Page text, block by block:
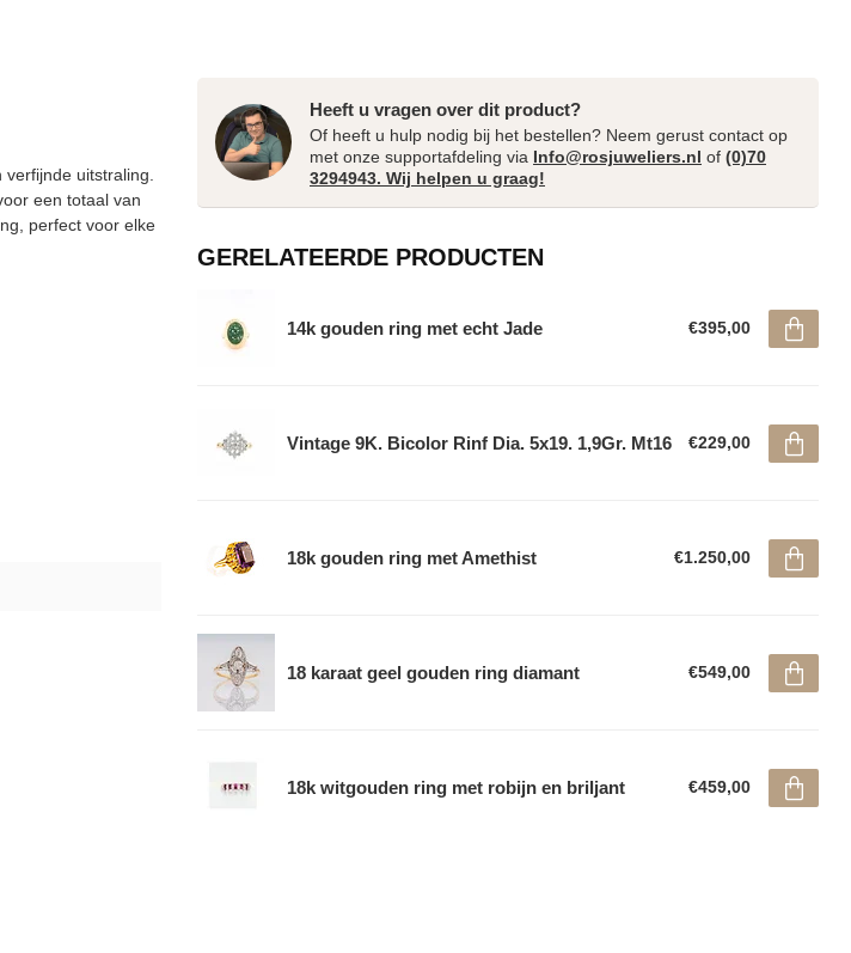
uitstraling.
een totaal van
perfect voor elke
Heeft u vragen over dit product?
Of heeft u hulp nodig bij het bestellen? Neem gerust contact op
met onze supportafdeling via Info@rosjuweliers.nl of (0)70
3294943. Wij helpen u graag!
GERELATEERDE PRODUCTEN
14k gouden ring met echt Jade €395,00
Vintage 9K. Bicolor Rinf Dia. 5x19. 1,9Gr. Mt16 €229,00
18k gouden ring met Amethist €1.250,00
18 karaat geel gouden ring diamant €549,00
18k witgouden ring met robijn en briljant €459,00